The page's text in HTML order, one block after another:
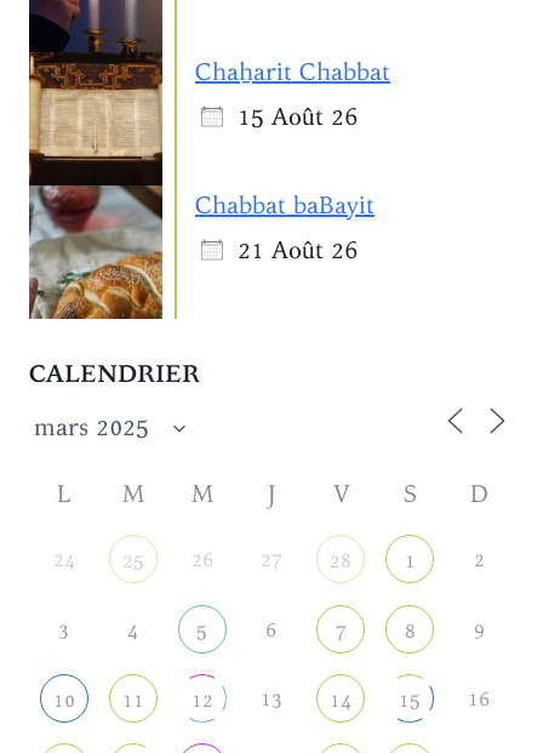
Chaẖarit Chabbat
15 Août 26
Chabbat baBayit
21 Août 26
CALENDRIER
L M M J V S D
24 25 26 27 28 1 2
3 4 5 6 7 8 9
10 11 12 13 14 15 16